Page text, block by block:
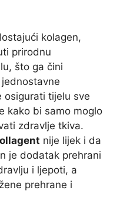
kolagen,
prirodnu
što ga čini
osigurati tijelu sve
kako bi samo moglo
zdravlje tkiva.
nije lijek i da
je dodatak prehrani
i ljepoti, a
prehrane i